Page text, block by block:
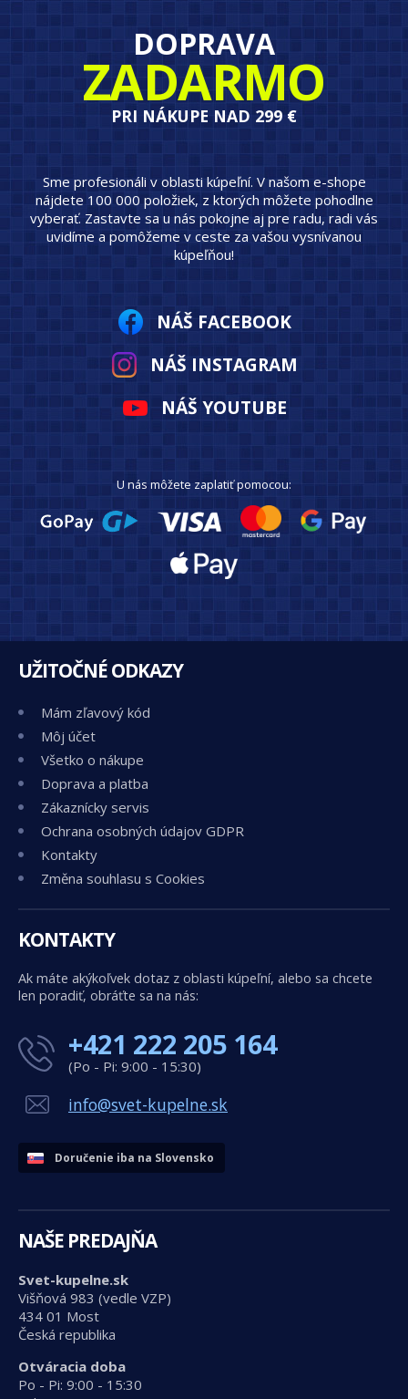
DOPRAVA
ZADARMO
PRI NÁKUPE NAD 299 €
Sme profesionáli v oblasti kúpeľní. V našom e-shope
nájdete 100 000 položiek, z ktorých môžete pohodlne
vyberať. Zastavte sa u nás pokojne aj pre radu, radi vás
uvidíme a pomôžeme v ceste za vašou vysnívanou
kúpeľňou!
NÁŠ FACEBOOK
NÁŠ INSTAGRAM
NÁŠ YOUTUBE
U nás môžete zaplatiť pomocou:
UŽITOČNÉ ODKAZY
Mám zľavový kód
Môj účet
Všetko o nákupe
Doprava a platba
Zákaznícky servis
Ochrana osobných údajov GDPR
Kontakty
Změna souhlasu s Cookies
KONTAKTY
Ak máte akýkoľvek dotaz z oblasti kúpeľní, alebo sa chcete
len poradiť, obráťte sa na nás:
+421 222 205 164
(Po - Pi: 9:00 - 15:30)
info@svet-kupelne.sk
Doručenie iba na Slovensko
NAŠE PREDAJŇA
Svet-kupelne.sk
Višňová 983 (vedle VZP)
434 01 Most
Česká republika
Otváracia doba
Po - Pi: 9:00 - 15:30